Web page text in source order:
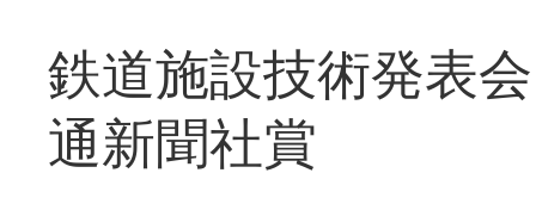
鉄道施設技術発表
通新聞社賞